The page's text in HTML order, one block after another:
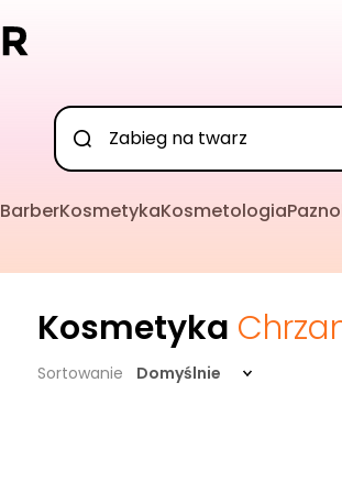
BarberKosmetykaKosmetologia
Kosmetyka
Sortowanie Domyślnie